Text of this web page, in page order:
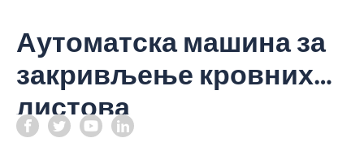
Аутоматска машина за
закривљење кровних
листова